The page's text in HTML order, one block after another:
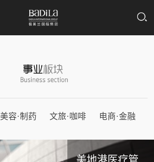
美容·制药 文旅·咖啡 电商·金融
美地港医疗管